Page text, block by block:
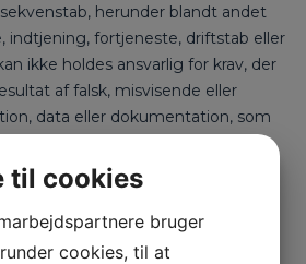
herunder blandt andet
indtjening, fortjeneste, driftstab eller
ikke holdes ansvarlig for krav, der
af falsk, misvisende eller
data eller dokumentation, som
Tranberg.
at behandle alt materiale og alle
til cookies
bruger
cookies, til at